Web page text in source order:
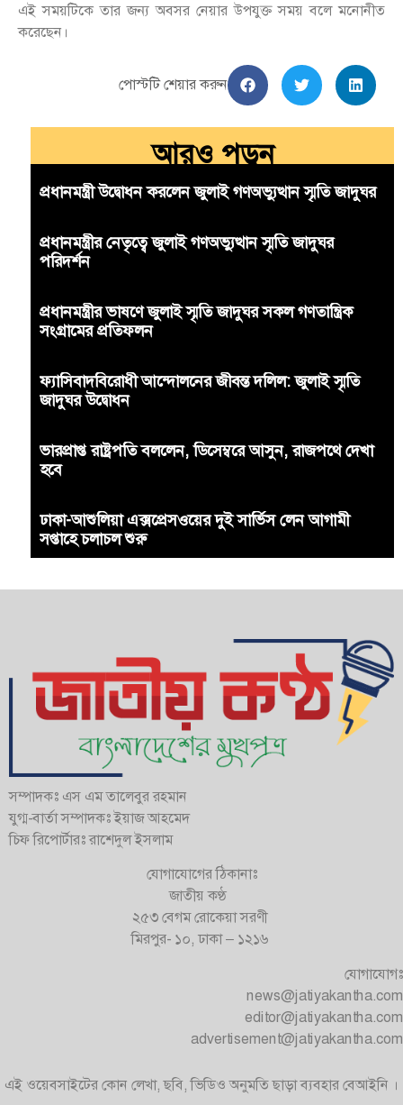
এই সময়টিকে তার জন্য অবসর নেয়ার উপযুক্ত সময় বলে মনোনীত
করেছেন।
পোস্টটি শেয়ার করুন
আরও পড়ুন
প্রধানমন্ত্রী উদ্বোধন করলেন জুলাই গণঅভ্যুত্থান স্মৃতি জাদুঘর
প্রধানমন্ত্রীর নেতৃত্বে জুলাই গণঅভ্যুত্থান স্মৃতি জাদুঘর
পরিদর্শন
প্রধানমন্ত্রীর ভাষণে জুলাই স্মৃতি জাদুঘর সকল গণতান্ত্রিক
সংগ্রামের প্রতিফলন
ফ্যাসিবাদবিরোধী আন্দোলনের জীবন্ত দলিল: জুলাই স্মৃতি
জাদুঘর উদ্বোধন
ভারপ্রাপ্ত রাষ্ট্রপতি বললেন, ডিসেম্বরে আসুন, রাজপথে দেখা
হবে
ঢাকা-আশুলিয়া এক্সপ্রেসওয়ের দুই সার্ভিস লেন আগামী
সপ্তাহে চলাচল শুরু
সম্পাদকঃ এস এম তালেবুর রহমান
যুগ্ম-বার্তা সম্পাদকঃ ইয়াজ আহমেদ
চিফ রিপোর্টারঃ রাশেদুল ইসলাম
যোগাযোগের ঠিকানাঃ
জাতীয় কণ্ঠ
২৫৩ বেগম রোকেয়া সরণী
মিরপুর- ১০, ঢাকা – ১২১৬
যোগাযোগঃ
news@jatiyakantha.com
editor@jatiyakantha.com
advertisement@jatiyakantha.com
এই ওয়েবসাইটের কোন লেখা, ছবি, ভিডিও অনুমতি ছাড়া ব্যবহার বেআইনি ।